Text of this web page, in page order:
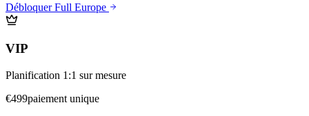
Débloquer Full Europe
VIP
Planification 1:1 sur mesure
€499paiement unique